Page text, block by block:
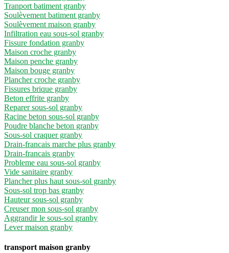
Tranport batiment granby
Soulèvement batiment granby
Soulèvement maison granby
Infiltration eau sous-sol granby
Fissure fondation granby
Maison croche granby
Maison penche granby
Maison bouge granby
Plancher croche granby
Fissures brique granby
Beton effrite granby
Reparer sous-sol granby
Racine beton sous-sol granby
Poudre blanche beton granby
Sous-sol craquer granby
Drain-francais marche plus granby
Drain-francais granby
Probleme eau sous-sol granby
Vide sanitaire granby
Plancher plus haut sous-sol granby
Sous-sol trop bas granby
Hauteur sous-sol granby
Creuser mon sous-sol granby
Aggrandir le sous-sol granby
Lever maison granby
transport maison granby